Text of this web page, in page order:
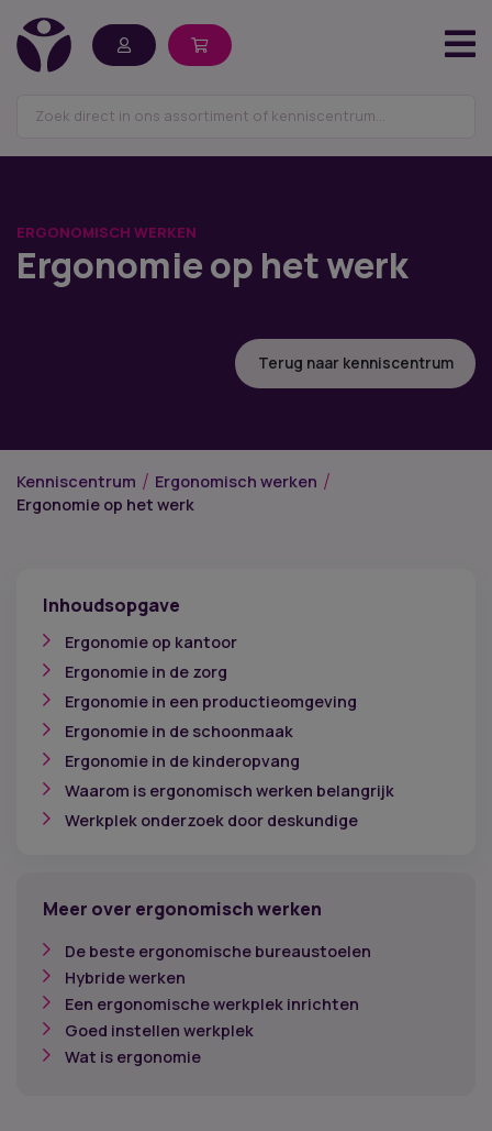
ERGONOMISCH WERKEN
Ergonomie op het werk
Terug naar kenniscentrum
Kenniscentrum
Ergonomisch werken
Ergonomie op het werk
Inhoudsopgave
Ergonomie op kantoor
Ergonomie in de zorg
Ergonomie in een productieomgeving
Ergonomie in de schoonmaak
Ergonomie in de kinderopvang
Waarom is ergonomisch werken belangrijk
Werkplek onderzoek door deskundige
Meer over ergonomisch werken
De beste ergonomische bureaustoelen
Hybride werken
Een ergonomische werkplek inrichten
Goed instellen werkplek
Wat is ergonomie